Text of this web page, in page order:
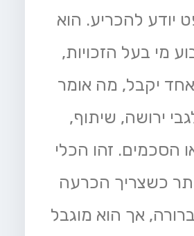
יודע להכריע. הוא
מי בעל הזכויות,
יקבל, מה אומר
ירושה, שיתוף,
הסכמים. זהו הכלי
כשצריך הכרעה
אך הוא מוגבל